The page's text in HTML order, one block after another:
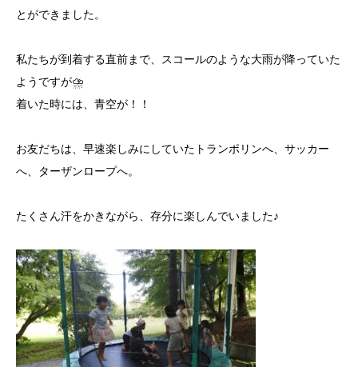
とができました。
私たちが到着する直前まで、スコールのような大雨が降っていた
ようですが⛈️
着いた時には、青空が！！
お友だちは、早速楽しみにしていたトランポリンへ、サッカー
へ、ターザンロープへ。
たくさん汗をかきながら、存分に楽しんでいました♪